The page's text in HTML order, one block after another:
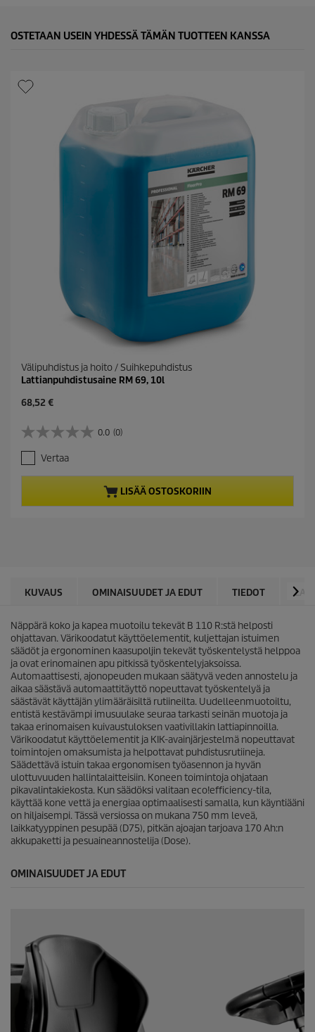
OSTETAAN USEIN YHDESSÄ TÄMÄN TUOTTEEN KANSSA
Välipuhdistus ja hoito / Suihkepuhdistus
Lattianpuhdistusaine RM 69, 10l
C
r
e
n
t
r
e
68,52 €
0.0 (0)
0
.
0
/
Vertaa
LISÄÄ OSTOSKORIIN
KUVAUS OMINAISUUDET JA EDUT TIEDOT
Näppärä koko ja kapea muotoilu tekevät B 110 R:stä helposti
ohjattavan. Värikoodatut käyttöelementit, kuljettajan istuimen
säädöt ja ergonominen kaasupoljin tekevät työskentelystä helppoa
ja ovat erinomainen apu pitkissä työskentelyjaksoissa.
Automaattisesti, ajonopeuden mukaan säätyvä veden annostelu ja
aikaa säästävä automaattitäyttö nopeuttavat työskentelyä ja
säästävät käyttäjän ylimääräisiltä rutiineilta. Uudelleenmuotoiltu,
entistä kestävämpi imusuulake seuraa tarkasti seinän muotoja ja
takaa erinomaisen kuivaustuloksen vaativillakin lattiapinnoilla.
Värikoodatut käyttöelementit ja KIK-avainjärjestelmä nopeuttavat
toimintojen omaksumista ja helpottavat puhdistusrutiineja.
Säädettävä istuin takaa ergonomisen työasennon ja hyvän
ulottuvuuden hallintalaitteisiin. Koneen toimintoja ohjataan
pikavalintakiekosta. Kun säädöksi valitaaneco!efficiency-tila,
käyttää kone vettä ja energiaa optimaalisesti samalla, kun käyntiääni
on hiljaisempi. Tässä versiossa on mukana 750 mm leveä,
laikkatyyppinen pesupää (D75), pitkän ajoajan tarjoava 170 Ah:n
akkupaketti ja pesuaineannostelija (Dose).
OMINAISUUDET JA EDUT